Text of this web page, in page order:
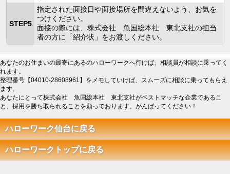
STEP5
指定された面接日や面接場所を間違えないよう、お気を
つけください。
面接の際には、株式会社 魚国総本社 東北支社の担当
者の方に「紹介状」をお渡しください。
あなたのお住まいの最寄にあるのハローワークへ行けば、相談員が相談に乗ってく
れます。
整理番号【04010-28608961】をメモしていけば、スムーズに相談に乗ってもらえ
ます。
あなたにとって株式会社 魚国総本社 東北支社がベストマッチな企業であるこ
と、採用を勝ち取られることを願っております。がんばってください！
ハローワーク仙台に戻る
ハローワークトップに戻る